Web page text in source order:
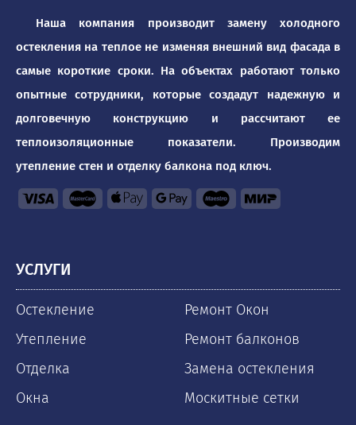
Наша компания производит замену холодного
остекления на теплое не изменяя внешний вид фасада в
самые короткие сроки. На объектах работают только
опытные сотрудники, которые создадут надежную и
долговечную конструкцию и рассчитают ее
теплоизоляционные показатели. Производим
утепление стен и отделку балкона под ключ.
УСЛУГИ
Остекление
Утепление
Отделка
Окна
Ремонт Окон
Ремонт балконов
Замена остекления
Москитные сетки